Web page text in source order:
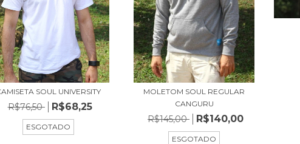
SOUL UNIVERSITY
R$76,50 R$68,25
ESGOTADO
MOLETOM SOUL REGULAR
CANGURU
R$145,00 R$140,00
ESGOTADO